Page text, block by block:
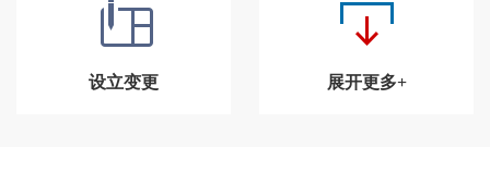
设立变更 展开更多+